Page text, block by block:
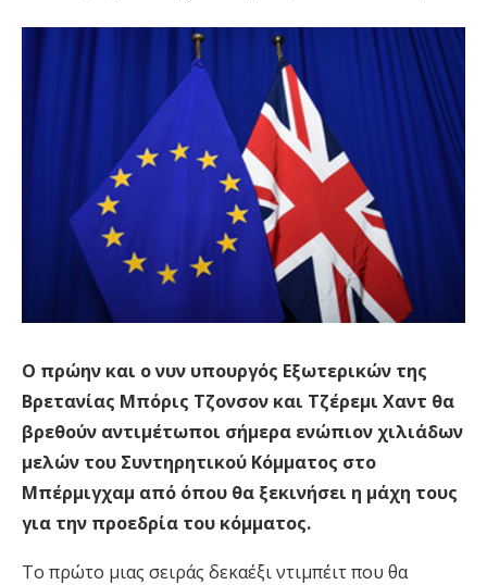
O πρώην και ο νυν υπουργός Εξωτερικών της
Βρετανίας Μπόρις Τζονσον και Τζέρεμι Χαντ θα
βρεθούν αντιμέτωποι σήμερα ενώπιον χιλιάδων
μελών του Συντηρητικού Κόμματος στο
Μπέρμιγχαμ από όπου θα ξεκινήσει η μάχη τους
για την προεδρία του κόμματος.
Το πρώτο μιας σειράς δεκαέξι ντιμπέιτ που θα